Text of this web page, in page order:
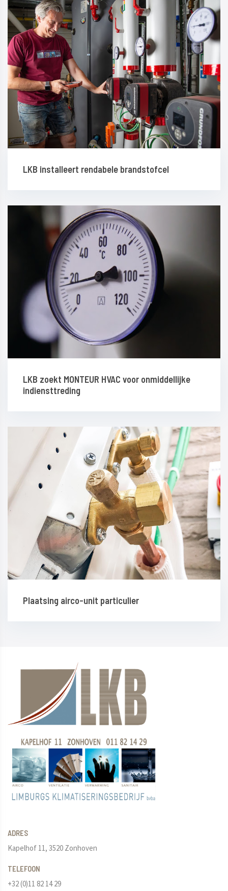
LKB installeert rendabele brandstofcel
LKB zoekt MONTEUR HVAC voor onmiddellijke
indiensttreding
Plaatsing airco-unit particulier
ADRES
Kapelhof 11, 3520 Zonhoven
TELEFOON
+32 (0)11 82 14 29